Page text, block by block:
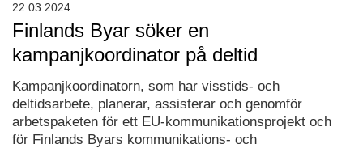
Finlands Byar söker en
kampanjkoordinator på deltid
Kampanjkoordinatorn, som har visstids- och
deltidsarbete, planerar, assisterar och genomför
arbetspaketen för ett EU-kommunikationsprojekt och
för Finlands Byars kommunikations- och
22.03.2024